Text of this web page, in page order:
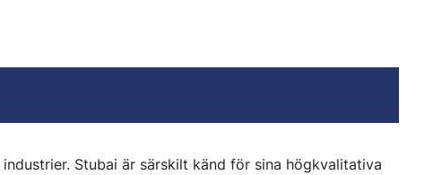
Stubai är särskilt känd för sina högkvalitativa